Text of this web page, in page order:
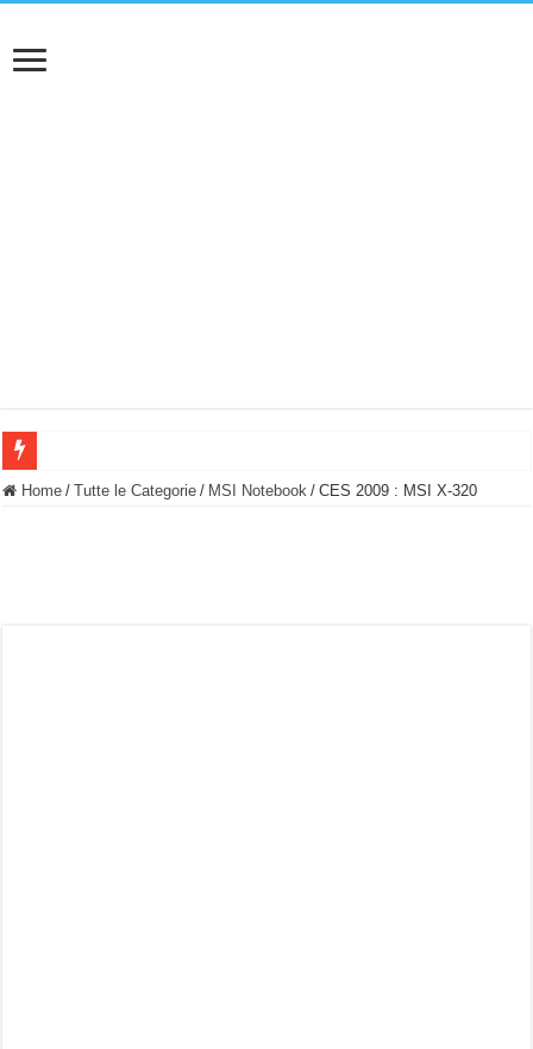
BASTA FATICARE! Questo robot tagliaerba lo appoggi e fa tutto lui! (Senza
Home / Tutte le Categorie / MSI Notebook / CES 2009 : MSI X-320